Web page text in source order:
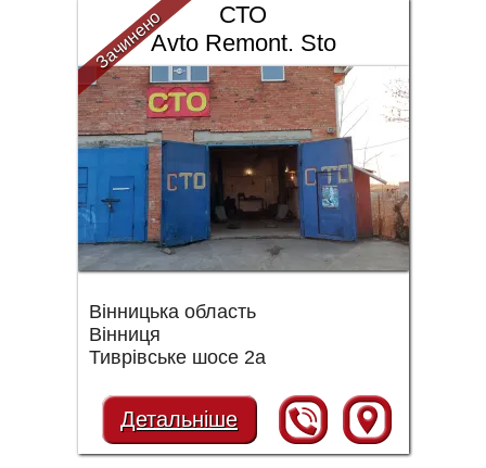
СТО
Avto Remont. Sto
Вінницька область
Вінниця
Тиврівське шосе 2а
Детальніше
Зачинено